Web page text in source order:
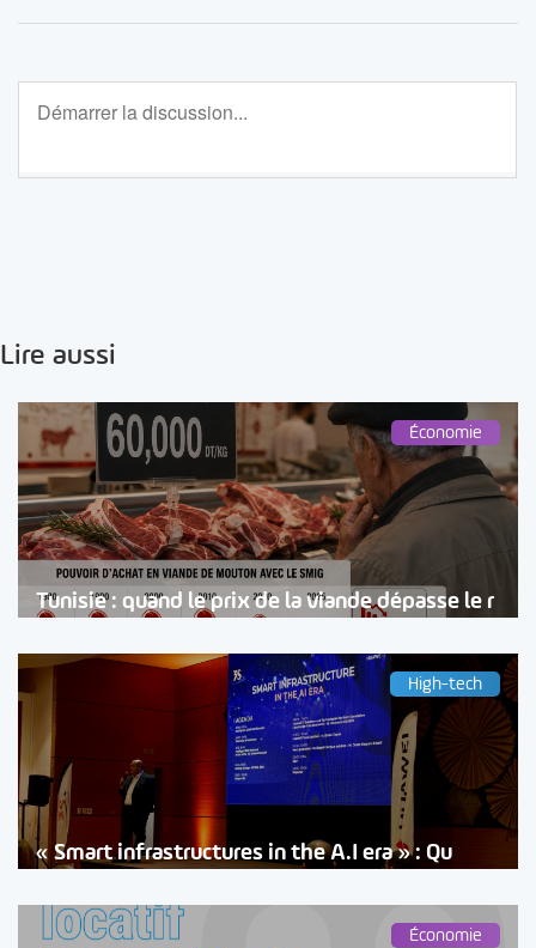
Lire aussi
Économie
Tunisie : quand le prix de la viande dépasse le r
High-tech
« Smart infrastructures in the A.I era » : Qu
Économie